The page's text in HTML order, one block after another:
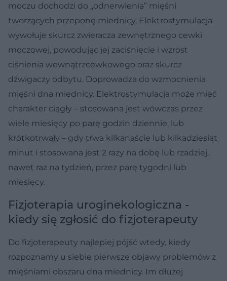
moczu dochodzi do „odnerwienia” mięśni
tworzących przeponę miednicy. Elektrostymulacja
wywołuje skurcz zwieracza zewnętrznego cewki
moczowej, powodując jej zaciśnięcie i wzrost
ciśnienia wewnątrzcewkowego oraz skurcz
dźwigaczy odbytu. Doprowadza do wzmocnienia
mięśni dna miednicy. Elektrostymulacja może mieć
charakter ciągły – stosowana jest wówczas przez
wiele miesięcy po parę godzin dziennie, lub
krótkotrwały – gdy trwa kilkanaście lub kilkadziesiąt
minut i stosowana jest 2 razy na dobę lub rzadziej,
nawet raz na tydzień, przez parę tygodni lub
miesięcy.
Fizjoterapia uroginekologiczna -
kiedy się zgłosić do fizjoterapeuty
Do fizjoterapeuty najlepiej pójść wtedy, kiedy
rozpoznamy u siebie pierwsze objawy problemów z
mięśniami obszaru dna miednicy. Im dłużej